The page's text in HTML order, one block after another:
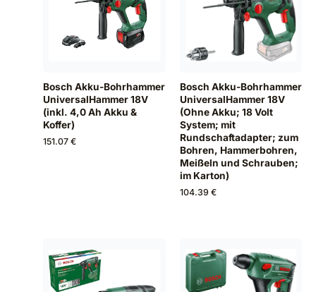
Bosch Akku-Bohrhammer
UniversalHammer 18V
(inkl. 4,0 Ah Akku &
Koffer)
151.07 €
Bosch Akku-Bohrhammer
UniversalHammer 18V
(Ohne Akku; 18 Volt
System; mit
Rundschaftadapter; zum
Bohren, Hammerbohren,
Meißeln und Schrauben;
im Karton)
104.39 €